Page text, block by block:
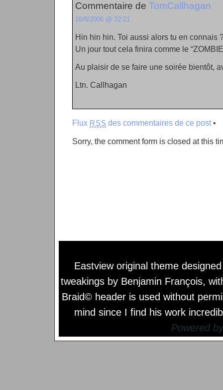
Commentaire de TomCallhagan
16/8/2006 @ 22:21
Hin hin hin. Toi aussi alors tu en connais
Un jour tout cela finira comme le
Au plaisir de se faire une soirée bientôt,
Ltn. Callhagan
Flux RSS des commentaires de ce post•
Sorry, the comment form is closed at this
Eastview original theme
tweakings by Benjamin François,
Braid© header is used without
mind since I find his work
Powered